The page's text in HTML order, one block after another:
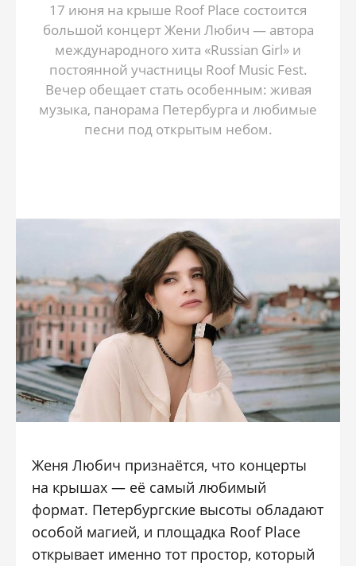
17 июня на крыше Roof Place состоится
большой концерт Жени Любич — автора
международного хита «Russian Girl» и
постоянной участницы Roof Music Fest.
Вечер обещает стать особенным: живая
музыка, панорама Петербурга и любимые
песни под открытым небом.
Женя Любич признаётся, что концерты
на крышах — её самый любимый
формат. Петербургские высоты обладают
особой магией, и площадка Roof Place
открывает именно тот простор, который